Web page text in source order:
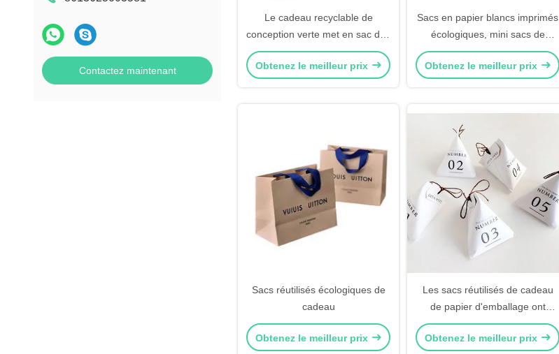
Contactez maintenant
Le cadeau recyclable de
conception verte met en sac des
sacs en papier de Papier
d'emballage pour
Obtenez le meilleur prix
Sacs en papier blancs imprimés
écologiques, mini sacs de
cadeau pour des achats
d'affaires
Obtenez le meilleur prix
Sacs réutilisés écologiques de
cadeau
Obtenez le meilleur prix
Les sacs réutilisés de cadeau
de papier d'emballage ont
personnalisé les sacs
métalliques de sucrerie
Obtenez le meilleur prix